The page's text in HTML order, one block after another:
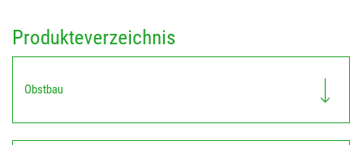
Produkteverzeichnis
Obstbau